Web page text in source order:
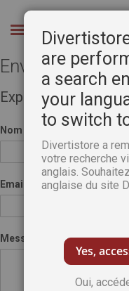
Chercher
Envoyer à un
Expéditeur
Nom
Email
Message
are
a search
your
to switch
Divertistore a
votre recherche
anglais.
anglaise du site
Yes,
Oui,